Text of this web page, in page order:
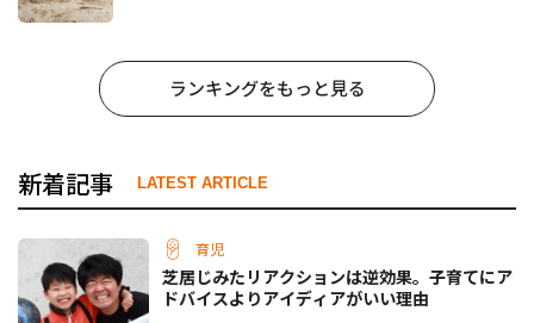
ランキングをもっと見る
新着記事 LATEST ARTICLE
育児
芝居じみたリアクションは逆効果。子育てにア
ドバイスよりアイディアがいい理由